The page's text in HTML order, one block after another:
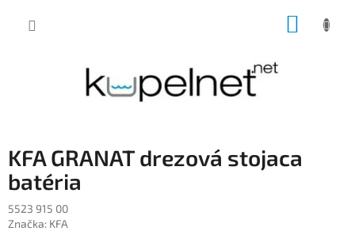
KFA GRANAT drezová stojaca
batéria
5523 915 00
Značka: KFA